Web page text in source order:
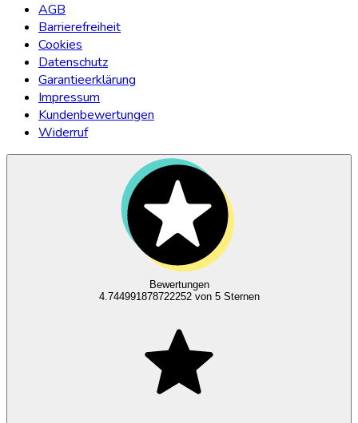
AGB
Barrierefreiheit
Cookies
Datenschutz
Garantieerklärung
Impressum
Kundenbewertungen
Widerruf
Bewertungen
4.744991878722252von 5 Sternen